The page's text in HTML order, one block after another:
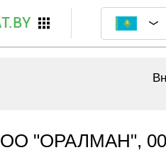
ОО "ОРАЛМАН",